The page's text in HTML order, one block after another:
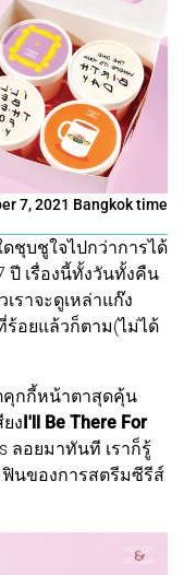
7, 2021 Bangkok time
ชุบชูใจไปกว่าการได้
เรื่องนี้ทั้งวันทั้งคืน
ราจะดูเหล่าแก๊ง
อยแล้วก็ตาม(ไม่ได้
คุกกี้หน้าตาสุดคุ้น
งI'll Be There For
ลอยมาทันที เราก็รู้
ฟินของการสตรีมซีรีส์